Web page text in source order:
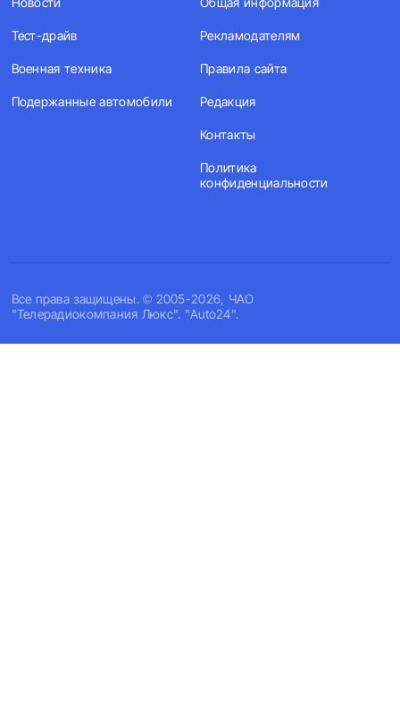
Все права защищены. © 2005-2026, ЧАО
"Телерадиокомпания Люкс". "Auto24".
Тест-драйв
Военная техника
Подержанные автомобили
Рекламодателям
Правила сайта
Редакция
Контакты
Политика
конфиденциальности